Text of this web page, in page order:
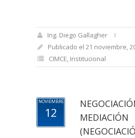
Ing. Diego Gallagher
Publicado el 21 noviembre,
CIMCE Institucional
NOVIEMBRE
12
MEDIACIÓN